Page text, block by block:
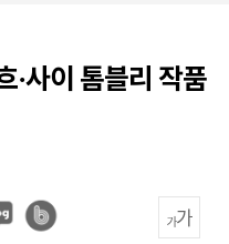
·사이 톰블리 작품